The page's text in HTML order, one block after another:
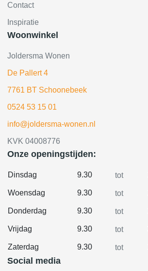
Contact
Inspiratie
Woonwinkel
Joldersma Wonen
De Pallert 4
7761 BT Schoonebeek
0524 53 15 01
info@joldersma-wonen.nl
KVK 04008776
Onze openingstijden:
Dinsdag 9.30 tot
Woensdag 9.30 tot
Donderdag 9.30 tot
Vrijdag 9.30 tot
Zaterdag 9.30 tot
Social media